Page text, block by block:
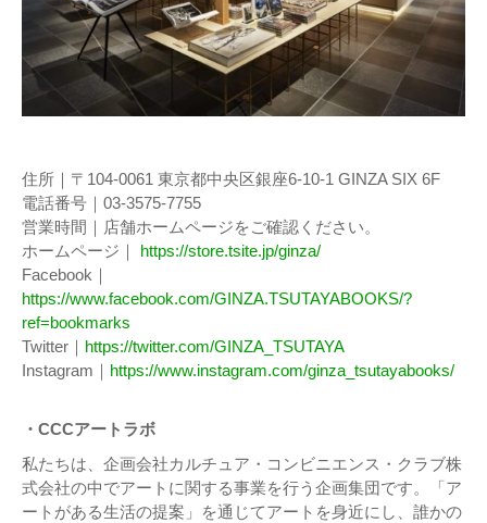
住所｜〒104-0061 東京都中央区銀座6-10-1 GINZA SIX 6F
電話番号｜03-3575-7755
営業時間｜店舗ホームページをご確認ください。
ホームページ｜ https://store.tsite.jp/ginza/
Facebook｜
https://www.facebook.com/GINZA.TSUTAYABOOKS/?
ref=bookmarks
Twitter｜ https://twitter.com/GINZA_TSUTAYA
Instagram｜ https://www.instagram.com/ginza_tsutayabooks/
・CCCアートラボ
私たちは、企画会社カルチュア・コンビニエンス・クラブ株
式会社の中でアートに関する事業を行う企画集団です。「ア
ートがある生活の提案」を通じてアートを身近にし、誰かの